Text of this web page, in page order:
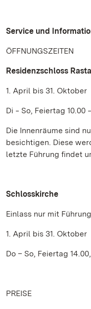
Service und
ÖFFNUNGSZEITEN
1. April bis 31. Oktober
Di ‒ So, Feiertag 10.00
Die Innenräume sind
besichtigen. Diese
letzte Führung findet
Schlosskirche
Einlass nur mit Führung
1. April bis 31. Oktober
Do – So, Feiertag
PREISE